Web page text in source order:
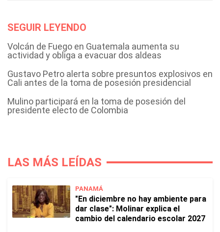
SEGUIR LEYENDO
Volcán de Fuego en Guatemala aumenta su
actividad y obliga a evacuar dos aldeas
Gustavo Petro alerta sobre presuntos explosivos en
Cali antes de la toma de posesión presidencial
Mulino participará en la toma de posesión del
presidente electo de Colombia
LAS MÁS LEÍDAS
PANAMÁ
"En diciembre no hay ambiente para
dar clase": Molinar explica el
cambio del calendario escolar 2027